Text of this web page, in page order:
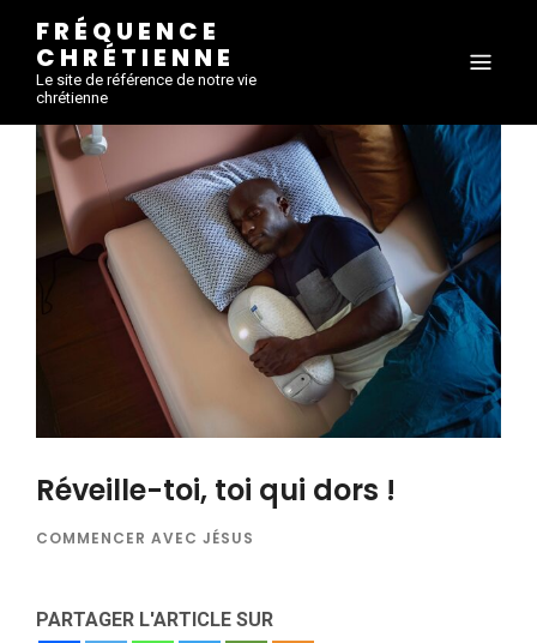
FRÉQUENCE
CHRÉTIENNE
Le site de référence de notre vie
chrétienne
Réveille-toi, toi qui dors !
COMMENCER AVEC JÉSUS
PARTAGER L'ARTICLE SUR